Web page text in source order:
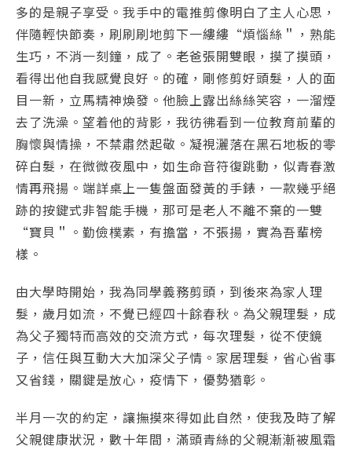
多的是親子享受。我手中的電推剪像明白了主人心思，
伴隨輕快節奏，刷刷刷地剪下一縷縷“煩惱絲＂，熟能
生巧，不消一刻鐘，成了。老爸張開雙眼，摸了摸頭，
看得出他自我感覺良好。的確，剛修剪好頭髮，人的面
目一新，立馬精神煥發。他臉上露出絲絲笑容，一溜煙
去了洗澡。望着他的背影，我彷彿看到一位教育前輩的
胸懷與情操，不禁肅然起敬。凝視灑落在黑石地板的零
碎白髮，在微微夜風中，如生命音符復跳動，似青春激
情再飛揚。端詳桌上一隻盤面發黃的手錶，一款幾乎絕
跡的按鍵式非智能手機，那可是老人不離不棄的一雙
“寶貝＂。勤儉樸素，有擔當，不張揚，實為吾輩榜
樣。
由大學時開始，我為同學義務剪頭，到後來為家人理
髮，歲月如流，不覺已經四十餘春秋。為父親理髮，成
為父子獨特而高效的交流方式，每次理髮，從不使鏡
子，信任與互動大大加深父子情。家居理髮，省心省事
又省錢，關鍵是放心，疫情下，優勢猶彰。
半月一次的約定，讓撫摸來得如此自然，使我及時了解
父親健康狀況，數十年間，滿頭青絲的父親漸漸被風霜